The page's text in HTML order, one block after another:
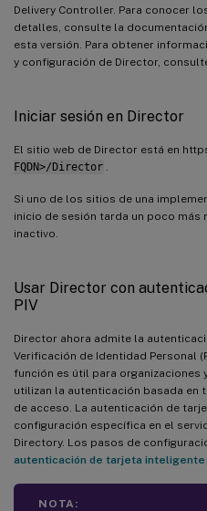
Delivery Controller. Para conocer
detalles, consulte la
esta versión. Para obtener
y configuración de Director,
Iniciar sesión en Director
El sitio web de Director está en
FQDN>/Director
Si uno de los sitios de una
inicio de sesión tarda un poco
inactivo.
Usar Director con
PIV
Director ahora admite la
Verificación de Identidad Personal
función es útil para organizaciones
utilizan la autenticación basada en
de acceso. La autenticación de
configuración específica en el
Directory. Los pasos de
autenticación de tarjeta inteligente
NOTA: